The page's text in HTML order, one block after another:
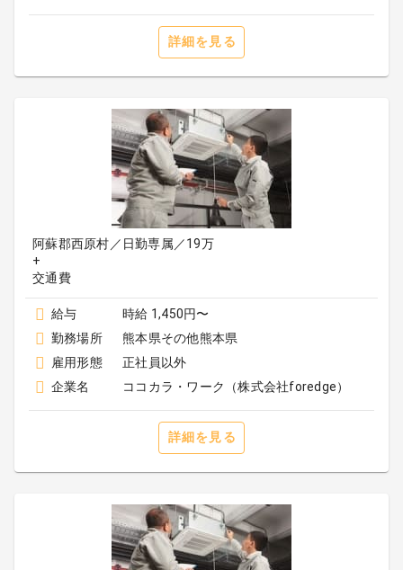
詳細を見る
阿蘇郡西原村／日勤専属／19万
+
交通費
給与
時給 1,450円〜
勤務場所
熊本県その他熊本県
雇用形態
正社員以外
企業名
ココカラ・ワーク（株式会社foredge）
詳細を見る